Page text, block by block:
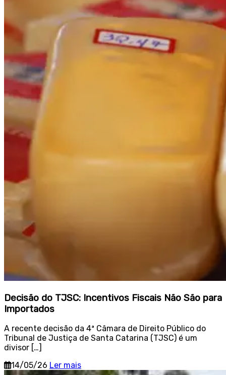
Decisão do TJSC: Incentivos Fiscais Não São para
Importados
A recente decisão da 4ª Câmara de Direito Público do
Tribunal de Justiça de Santa Catarina (TJSC) é um
divisor […]
14/05/26 Ler mais